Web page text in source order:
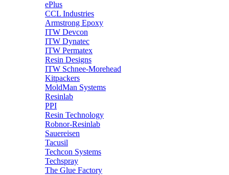
ePlus
CCL Industries
Armstrong Epoxy
ITW Devcon
ITW Dynatec
ITW Permatex
Resin Designs
ITW Schnee-Morehead
Kitpackers
MoldMan Systems
Resinlab
PPI
Resin Technology
Robnor-Resinlab
Sauereisen
Tacusil
Techcon Systems
Techspray
The Glue Factory